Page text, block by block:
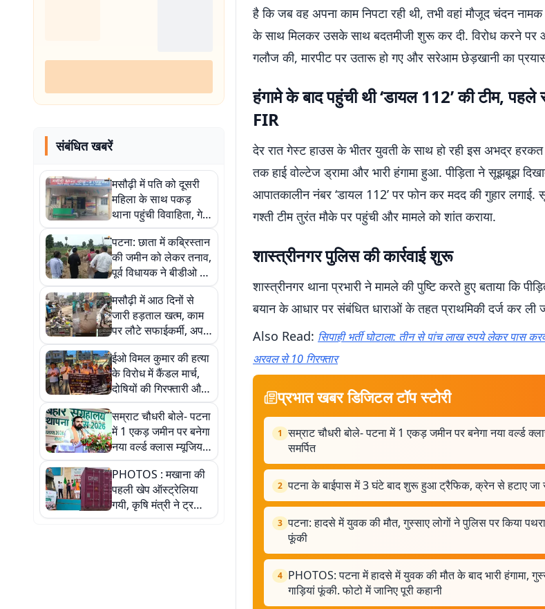
संबंधित खबरें
मसौढ़ी में पति को दूसरी
महिला के साथ पकड़
थाना पहुंची विवाहिता, गेट
पर ही पति-पत्नी में मारपीट
पटना: छाता में कब्रिस्तान
की जमीन को लेकर तनाव,
पूर्व विधायक ने बीडीओ पर
लगाए गंभीर आरोप
मसौढ़ी में आठ दिनों से
जारी हड़ताल खत्म, काम
पर लौटे सफाईकर्मी, अपनी
मांगों को लेकर धरना दे रहे
थे
ईओ विमल कुमार की हत्या
के विरोध में कैंडल मार्च,
दोषियों की गिरफ्तारी और
मुआवजा समेत सरकारी
नौकरी की मांग
सम्राट चौधरी बोले- पटना
में 1 एकड़ जमीन पर बनेगा
नया वर्ल्ड क्लास म्यूजियम,
युवाओं को होगा समर्पित
PHOTOS : मखाना की
पहली खेप ऑस्ट्रेलिया
गयी, कृषि मंत्री ने ट्रकों
को किया रवाना, पांच
है कि जब वह अपना काम निपटा रही थी, तभी वहां मौजूद चंदन
के साथ मिलकर उसके साथ बदतमीजी शुरू कर दी. विरोध करने पर
गलौज की, मारपीट पर उतारू हो गए और सरेआम छेड़खानी का
हंगामे के बाद पहुंची थी ‘डायल 112’ की टीम,
FIR
देर रात गेस्ट हाउस के भीतर युवती के साथ हो रही इस अभद्र
तक हाई वोल्टेज ड्रामा और भारी हंगामा हुआ. पीड़िता ने सूझबूझ
आपातकालीन नंबर ‘डायल 112’ पर फोन कर मदद की गुहार लगाई.
गश्ती टीम तुरंत मौके पर पहुंची और मामले को शांत कराया.
शास्त्रीनगर पुलिस की कार्रवाई शुरू
शास्त्रीनगर थाना प्रभारी ने मामले की पुष्टि करते हुए बताया कि
बयान के आधार पर संबंधित धाराओं के तहत प्राथमिकी दर्ज कर ली
Also Read: सिपाही भर्ती घोटाला: तीन से पांच लाख रुपये लेकर पास
अरवल से 10 गिरफ्तार
प्रभात खबर डिजिटल टॉप स्टोरी
1 सम्राट चौधरी बोले- पटना में 1 एकड़ जमीन पर बनेगा नया वर्ल्ड
समर्पित
2 पटना के बाईपास में 3 घंटे बाद शुरू हुआ ट्रैफिक, क्रेन से हटाए जा
3 पटना: हादसे में युवक की मौत, गुस्साए लोगों ने पुलिस पर किया
फूंकी
4 PHOTOS: पटना में हादसे में युवक की मौत के बाद भारी हंगामा,
गाड़ियां फूंकी. फोटो में जानिए पूरी कहानी